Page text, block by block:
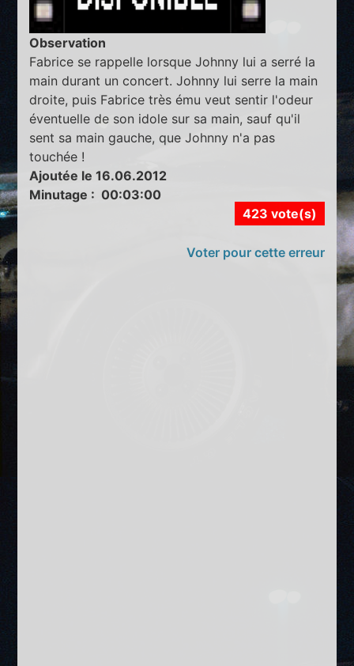
Observation
Fabrice se rappelle lorsque Johnny lui a serré la
main durant un concert. Johnny lui serre la main
droite, puis Fabrice très ému veut sentir l'odeur
éventuelle de son idole sur sa main, sauf qu'il
sent sa main gauche, que Johnny n'a pas
touchée !
Ajoutée le 16.06.2012
Minutage : 00:03:00
423 vote(s)
Voter pour cette erreur